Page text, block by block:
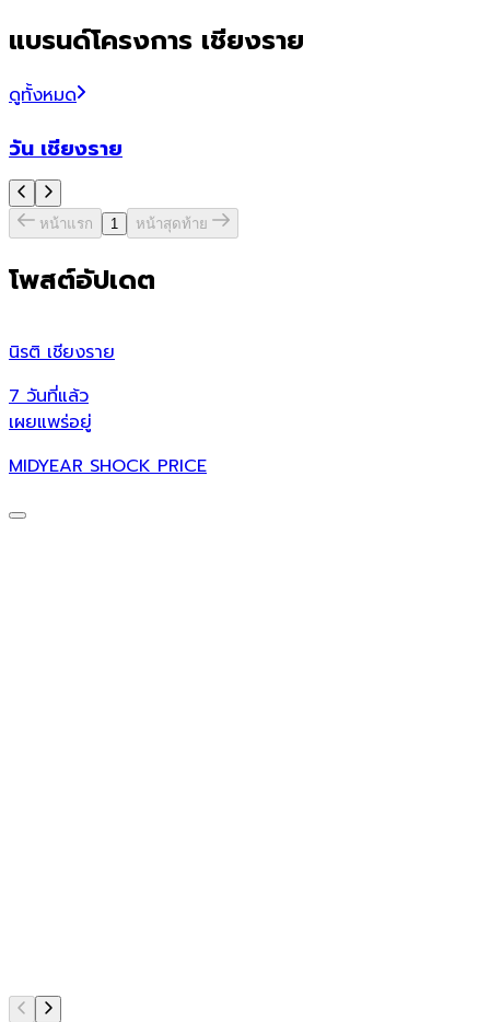
แบรนด์โครงการ เชียงราย
ดูทั้งหมด
วัน เชียงราย
หน้าแรก 1 หน้าสุดท้าย
โพสต์อัปเดต
นิรติ เชียงราย
7 วันที่แล้ว
เผยแพร่อยู่
MIDYEAR SHOCK PRICE